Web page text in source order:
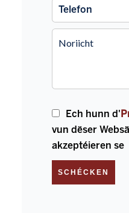
Ech hunn d'
vun dëser
akzeptéieren se
SCHÉCKEN